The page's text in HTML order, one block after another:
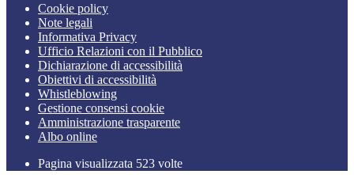
Cookie policy
Note legali
Informativa Privacy
Ufficio Relazioni con il Pubblico
Dichiarazione di accessibilità
Obiettivi di accessibilità
Whistleblowing
Gestione consensi cookie
Amministrazione trasparente
Albo online
Pagina visualizzata 523 volte